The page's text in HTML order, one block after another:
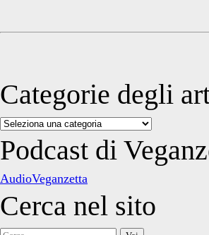
Categorie degli
Categorie
degli
articoli
Podcast di
AudioVeganzetta
Cerca nel sito